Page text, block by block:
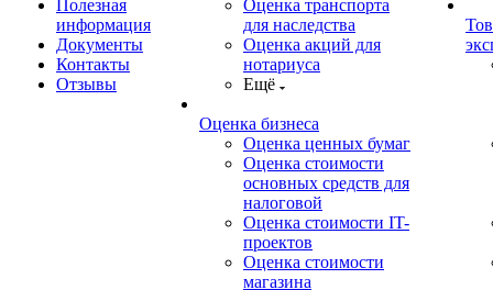
Полезная
информация
Документы
Контакты
Отзывы
Оценка транспорта
для наследства
Оценка акций для
нотариуса
Ещё
Оценка бизнеса
Оценка ценных бумаг
Оценка стоимости
основных средств для
налоговой
Оценка стоимости IT-
проектов
Оценка стоимости
магазина